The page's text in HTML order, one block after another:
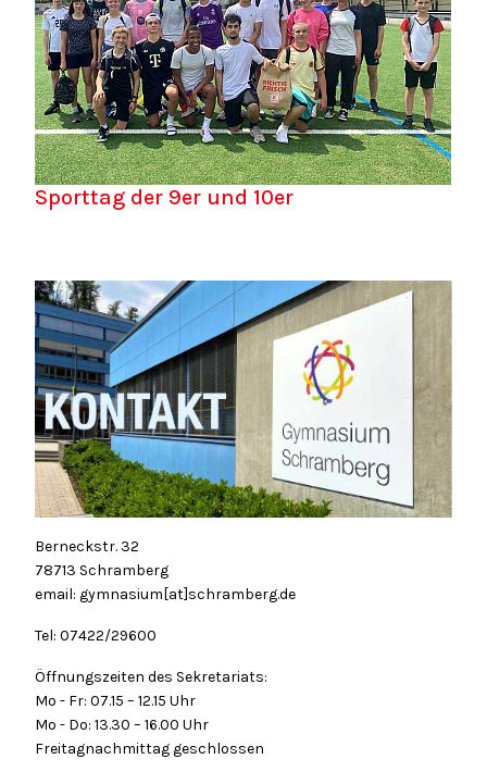
Sporttag der 9er und 10er
Berneckstr. 32
78713 Schramberg
email: gymnasium[at]schramberg.de
Tel: 07422/29600
Öffnungszeiten des Sekretariats:
Mo - Fr: 07.15 – 12.15 Uhr
Mo - Do: 13.30 – 16.00 Uhr
Freitagnachmittag geschlossen